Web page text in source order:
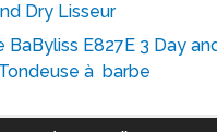
Dry Lisseur
BaByliss E827E 3 Day
à barbe